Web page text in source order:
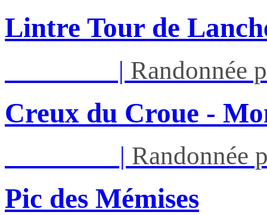
Lintre Tour de
| Randonnée
Creux du Croue -
| Randonnée
Pic des Mémises